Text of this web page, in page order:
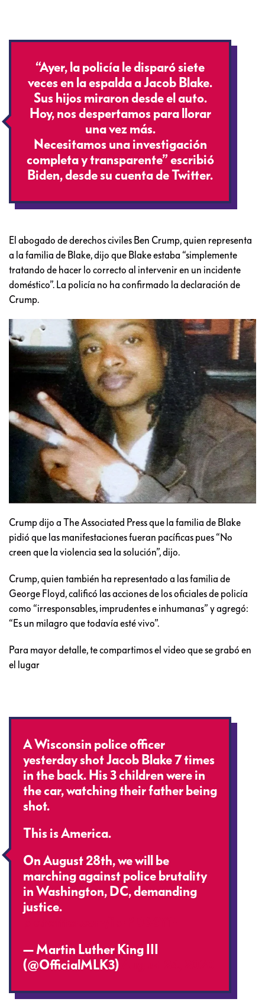
“Ayer, la policía le disparó siete
veces en la espalda a Jacob Blake.
Sus hijos miraron desde el auto.
Hoy, nos despertamos para llorar
una vez más.
Necesitamos una investigación
completa y transparente” escribió
Biden, desde su cuenta de Twitter.
El abogado de derechos civiles Ben Crump, quien representa
a la familia de Blake, dijo que Blake estaba “simplemente
tratando de hacer lo correcto al intervenir en un incidente
doméstico”. La policía no ha confirmado la declaración de
Crump.
Crump dijo a The Associated Press que la familia de Blake
pidió que las manifestaciones fueran pacíficas pues “No
creen que la violencia sea la solución”, dijo.
Crump, quien también ha representado a las familia de
George Floyd, calificó las acciones de los oficiales de policía
como “irresponsables, imprudentes e inhumanas” y agregó:
“Es un milagro que todavía esté vivo”.
Para mayor detalle, te compartimos el video que se grabó en
el lugar
A Wisconsin police officer
yesterday shot Jacob Blake 7 times
in the back. His 3 children were in
the car, watching their father being
shot.
This is America.
On August 28th, we will be
marching against police brutality
in Washington, DC, demanding
justice.
— Martin Luther King III
(@OfficialMLK3)